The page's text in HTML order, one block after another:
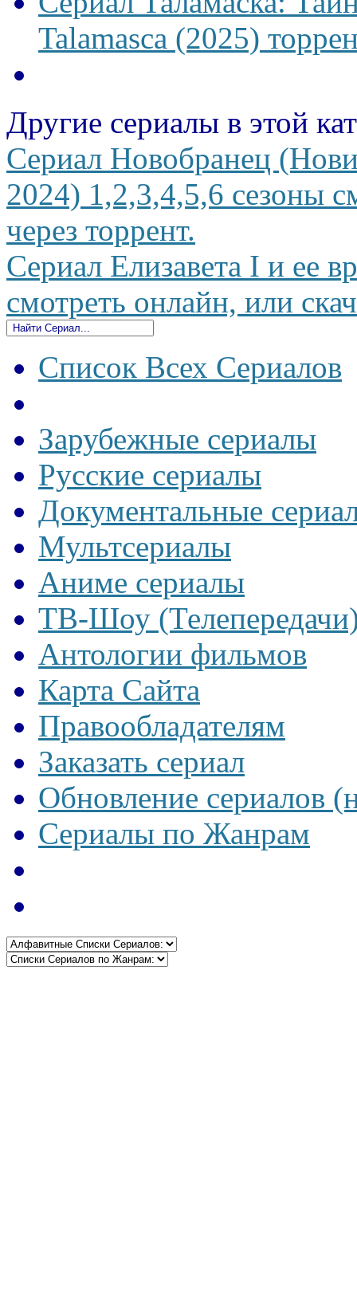
Talamasca (2025)
Другие сериалы в этой
Сериал Новобранец
2024) 1,2,3,4,5,6 сезоны
через торрент.
Сериал Елизавета I и ее
смотреть онлайн, или
Список Всех Сериалов
Зарубежные сериалы
Русские сериалы
Документальные
Мультсериалы
Аниме сериалы
ТВ-Шоу
Антологии фильмов
Карта Сайта
Правообладателям
Заказать сериал
Обновление сериалов
Сериалы по Жанрам